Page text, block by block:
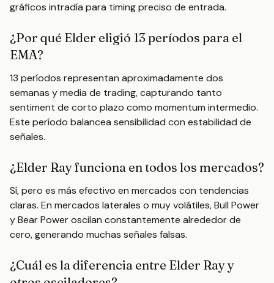
gráficos intradía para timing preciso de entrada.
¿Por qué Elder eligió 13 períodos para el
EMA?
13 períodos representan aproximadamente dos
semanas y media de trading, capturando tanto
sentiment de corto plazo como momentum intermedio.
Este período balancea sensibilidad con estabilidad de
señales.
¿Elder Ray funciona en todos los mercados?
Sí, pero es más efectivo en mercados con tendencias
claras. En mercados laterales o muy volátiles, Bull Power
y Bear Power oscilan constantemente alrededor de
cero, generando muchas señales falsas.
¿Cuál es la diferencia entre Elder Ray y